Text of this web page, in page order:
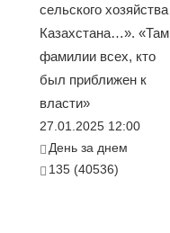
сельского хозяйства
Казахстана…». «Там
фамилии всех, кто
был приближен к
власти»
27.01.2025 12:00
День за днем
135 (40536)